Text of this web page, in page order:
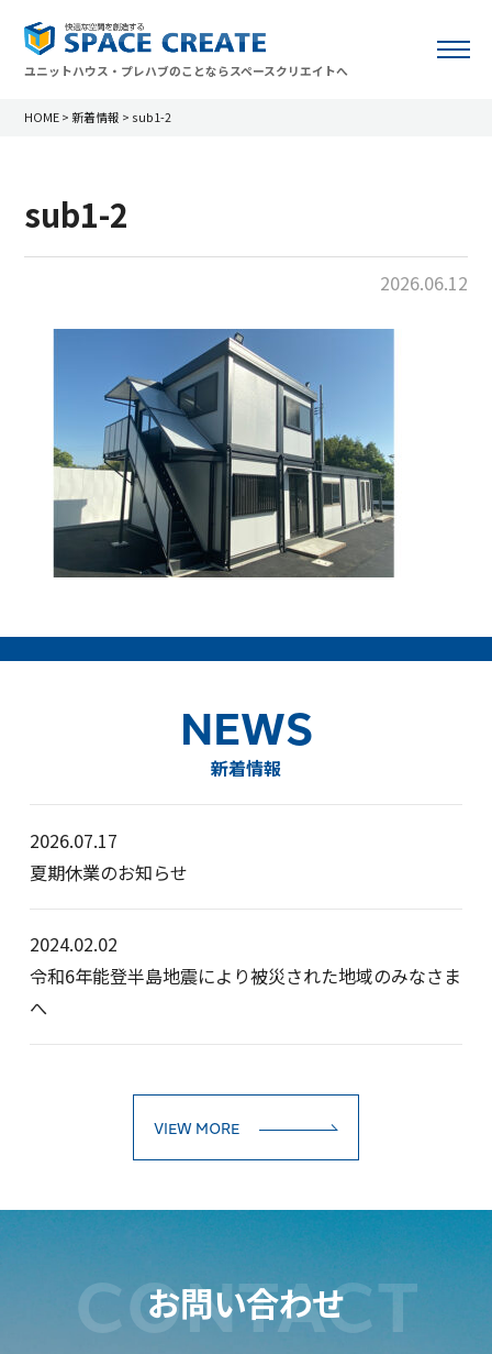
ユニットハウス・プレハブのことならスペースクリエイトへ
HOME > 新着情報 > sub1-2
sub1-2
2026.06.12
NEWS
新着情報
2026.07.17
夏期休業のお知らせ
2024.02.02
令和6年能登半島地震により被災された地域のみなさま
へ
VIEW MORE
お問い合わせ
CONTACT